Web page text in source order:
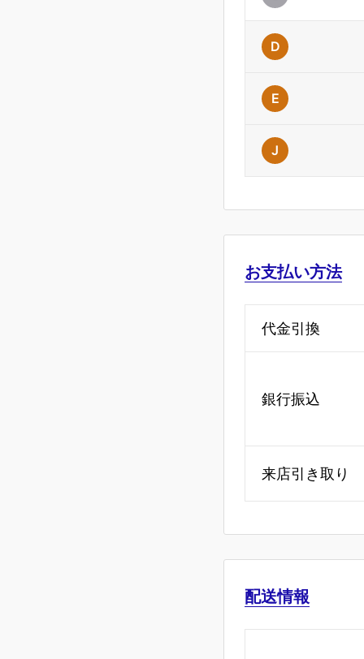
D
E
J
お支払い方法
代金引換
銀行振込
来店引き取り
配送情報